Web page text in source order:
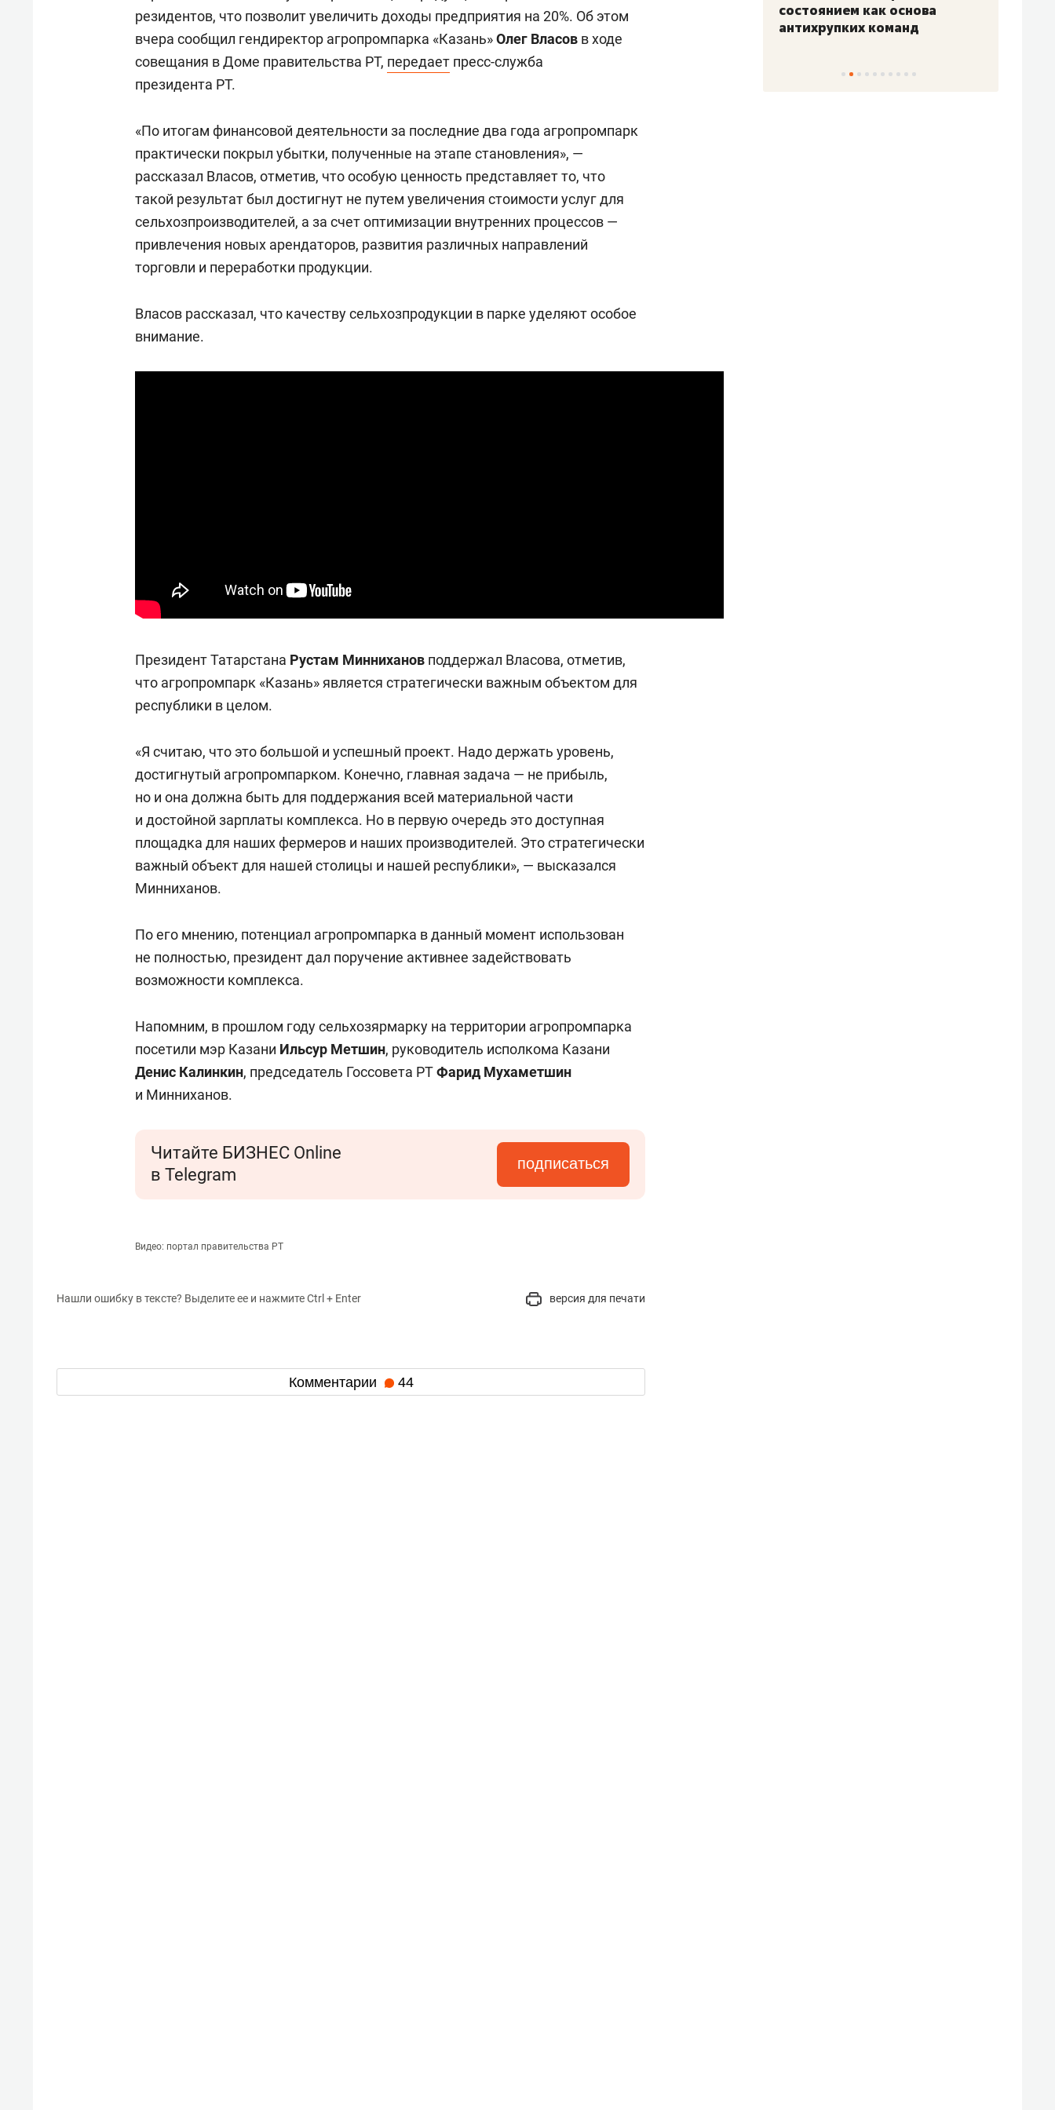
резидентов, что позволит увеличить доходы предприятия на 20%. Об этом
вчера сообщил гендиректор агропромпарка «Казань»Олег Власов в ходе
совещания в Доме правительства РТ, передает пресс-служба
президента РТ.
«По итогам финансовой деятельности за последние два года агропромпарк
практически покрыл убытки, полученные на этапе становления», —
рассказал Власов, отметив, что особую ценность представляет то, что
такой результат был достигнут не путем увеличения стоимости услуг для
сельхозпроизводителей, а за счет оптимизации внутренних процессов —
привлечения новых арендаторов, развития различных направлений
торговли и переработки продукции.
Власов рассказал, что качеству сельхозпродукции в парке уделяют особое
внимание.
Президент Татарстана Рустам Минниханов поддержал Власова, отметив,
что агропромпарк «Казань» является стратегически важным объектом для
республики в целом.
«Я считаю, что это большой и успешный проект. Надо держать уровень,
достигнутый агропромпарком. Конечно, главная задача — не прибыль,
но и она должна быть для поддержания всей материальной части
и достойной зарплаты комплекса. Но в первую очередь это доступная
площадка для наших фермеров и наших производителей. Это стратегически
важный объект для нашей столицы и нашей республики», — высказался
Минниханов.
По его мнению, потенциал агропромпарка в данный момент использован
не полностью, президент дал поручение активнее задействовать
возможности комплекса.
Напомним, в прошлом году сельхозярмарку на территории агропромпарка
посетили мэр Казани Ильсур Метшин, руководитель исполкома Казани
Денис Калинкин, председатель Госсовета РТФарид Мухаметшин
и Минниханов.
Читайте БИЗНЕС Online
в Telegram
подписаться
Видео: портал правительства РТ
Нашли ошибку в тексте? Выделите ее и нажмите Ctrl + Enter версия для печати
Комментарии 44
состоянием как основа
«Гонка Героев»